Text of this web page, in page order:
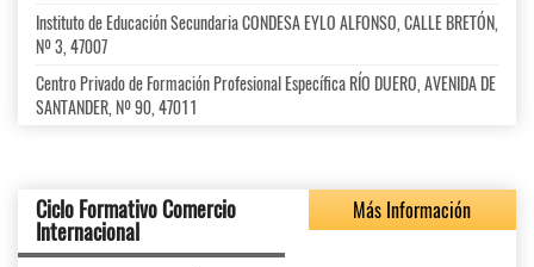
Instituto de Educación Secundaria CONDESA EYLO ALFONSO, CALLE BRETÓN,
Nº 3, 47007
Centro Privado de Formación Profesional Específica RÍO DUERO, AVENIDA DE
SANTANDER, Nº 90, 47011
Ciclo Formativo Comercio
Internacional
Más Información